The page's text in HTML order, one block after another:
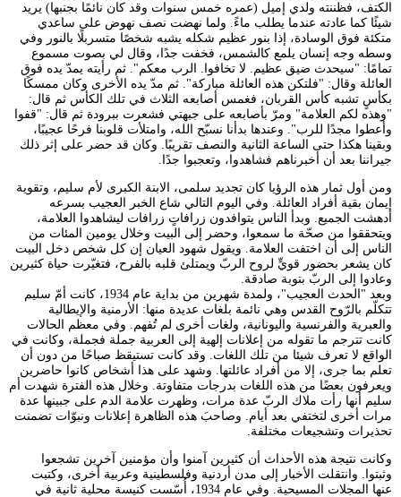
الكتف، فظننته ولدي إميل (عمره خمس سنوات وقد كان نائمًا بجنبها) يريد
شيئًا كما عادته عندما يطلب ماءً. ولما نهضت نصف نهوض على ساعدي
متكئة فوق الوسادة، إذا بنور عظيم شكله يشبه شخصًا متسربلًا بالنور وفي
وسطه وجه إنسان يلمع كالشمس، فخفت جدًا، وقال لي بصوت مسموع
تمامًا: "سيحدث ضيق عظيم. لا تخافوا. الرب معكم". ثم رأيته يمدّ يده فوق
العائلة وقال: "فلتكن هذه العائلة مباركة". ثم مدّ يده الأخرى وكان ممسكًا
بكأسٍ تشبه كأس القربان، فغمس أصابعه الثلاث في تلك الكأس ثم قال:
"وهذه لكم العلامة" ومرّ بأصابعه على جبهتي فشعرت ببرودة ثم قال: "قفوا
وأعطوا مجدًا للرب". وعندها بدأنا نسبّح الله، وامتلأت قلوبنا فرحًا عجيبًا،
وبقينا هكذا حتى الساعة الثانية والنصف تقريبًا. وكان قد حضر على إثر ذلك
جيراننا بعد أن أخبرناهم فشاهدوا، وتعجبوا جدًا.
ومن أول ثمار هذه الرؤيا كان تجديد سلمى، الابنة الكبرى لأم سليم، وتقوية
إيمان بقية أفراد العائلة. وفي اليوم التالي شاع الخبر العجيب بسرعه
أدهشت الجميع. وبدأ الناس يتوافدون زرافاتٍ زرافات ليشاهدوا العلامة،
ويتحققوا من صحّة ما سمعوا، وحضر إلى البيت وخلال يومين المئات من
الناس إلى أن اختفت العلامة. ويقول شهود العيان إن كل شخص دخل البيت
كان يشعر بحضور قويٍّ لروح الربّ ويمتلئ قلبه بالفرح، فتغيّرت حياة كثيرين
وعادوا إلى الربّ بتوبة صادقة.
وبعد "الحدث العجيب"، ولمدة شهرين من بداية عام 1934، كانت أمّ سليم
تتكلّم بالرّوح القدس وهي نائمة بلغات عديدة منها: الأرمنية والإيطالية
والعبرية والفرنسية واليونانية، ولغات أخرى لم تُفهم. وفي معظم الحالات
كانت تترجم ما تقوله من إعلانات إلهية إلى العربية جملة فجملة، وكانت في
الواقع لا تعرف شيئا من تلك اللغات. وقد كانت تستيقظ صباحًا من دون أن
تعلم بما جرى، إلا من أفراد عائلتها. وشهد على هذا أشخاص كانوا حاضرين
ويعرفون بعضًا من هذه اللغات بدرجات متفاوتة. وخلال هذه الفترة شهدت أم
سليم أنها رأت ملاك الربّ عدة مرات، وظهرت علامة الدم على جبينها عدة
مرات أخرى لتختفي بعد أيام. وصاحبَ هذه الظاهرة إعلانات ونبوّات تضمنت
تحذيرات وتشجيعات مختلفة.
وكانت نتيجة هذه الأحداث أن كثيرين آمنوا وأن مؤمنين آخرين تشجعوا
وثبتوا. وانتقلت الأخبار إلى مدن أردنية وفلسطينية وعربية أخرى، وكتبت
عنها المجلات المسيحية. وفي عام 1934، أُسّست كنيسة محلية ثانية في